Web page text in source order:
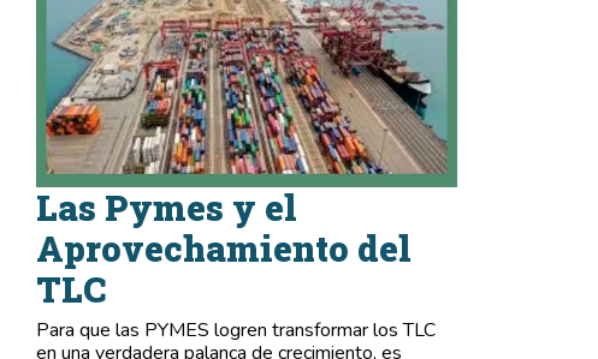
Las Pymes y el
Aprovechamiento del
TLC
Para que las PYMES logren transformar los TLC
en una verdadera palanca de crecimiento, es